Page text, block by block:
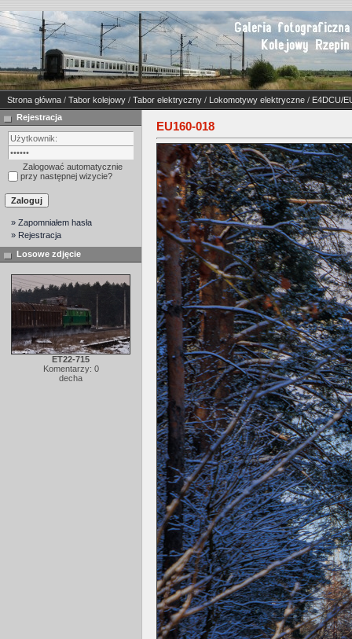
Strona główna / Tabor kolejowy / Tabor elektryczny / Lokomotywy elektryczne / E4DCU/
Rejestracja
Zalogować automatycznie
przy następnej wizycie?
» Zapomniałem hasła
» Rejestracja
Losowe zdjęcie
ET22-715
Komentarzy: 0
decha
EU160-018